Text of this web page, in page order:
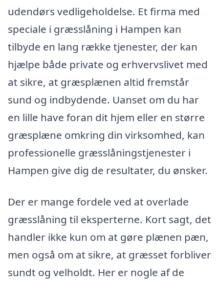
udendørs vedligeholdelse. Et firma med
speciale i græsslåning i Hampen kan
tilbyde en lang række tjenester, der kan
hjælpe både private og erhvervslivet med
at sikre, at græsplænen altid fremstår
sund og indbydende. Uanset om du har
en lille have foran dit hjem eller en større
græsplæne omkring din virksomhed, kan
professionelle græsslåningstjenester i
Hampen give dig de resultater, du ønsker.
Der er mange fordele ved at overlade
græsslåning til eksperterne. Kort sagt, det
handler ikke kun om at gøre plænen pæn,
men også om at sikre, at græsset forbliver
sundt og velholdt. Her er nogle af de